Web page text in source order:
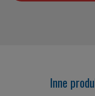
Inne